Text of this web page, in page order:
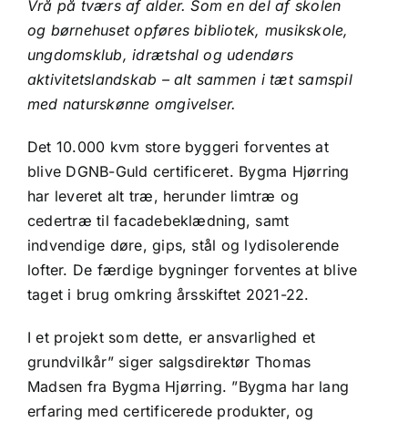
Vrå på tværs af alder. Som en del af skolen
og børnehuset opføres bibliotek, musikskole,
ungdomsklub, idrætshal og udendørs
aktivitetslandskab – alt sammen i tæt samspil
med naturskønne omgivelser.
Det 10.000 kvm store byggeri forventes at
blive DGNB-Guld certificeret. Bygma Hjørring
har leveret alt træ, herunder limtræ og
cedertræ til facadebeklædning, samt
indvendige døre, gips, stål og lydisolerende
lofter. De færdige bygninger forventes at blive
taget i brug omkring årsskiftet 2021-22.
I et projekt som dette, er ansvarlighed et
grundvilkår” siger salgsdirektør Thomas
Madsen fra Bygma Hjørring. ”Bygma har lang
erfaring med certificerede produkter, og